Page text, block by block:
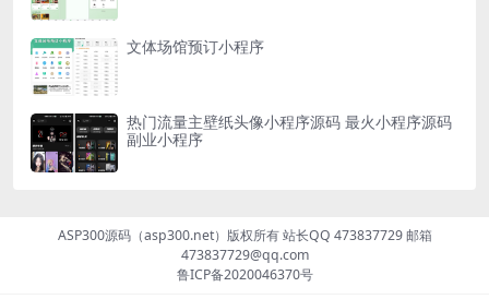
文体场馆预订小程序
热门流量主壁纸头像小程序源码 最火小程序源码
副业小程序
ASP300源码（asp300.net）版权所有 站长QQ 473837729 邮箱
473837729@qq.com
鲁ICP备2020046370号